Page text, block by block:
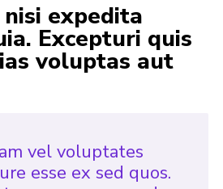
expedita
Excepturi quis
voluptas aut
vel voluptates
esse ex sed quos.